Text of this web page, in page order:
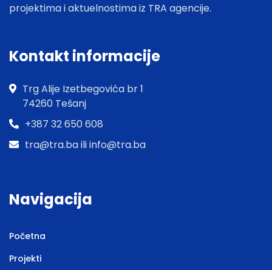
projektima i aktuelnostima iz TRA agencije.
Kontakt informacije
Trg Alije Izetbegovića br 1
74260 Tešanj
+387 32 650 608
tra@tra.ba ili info@tra.ba
Navigacija
Početna
Projekti